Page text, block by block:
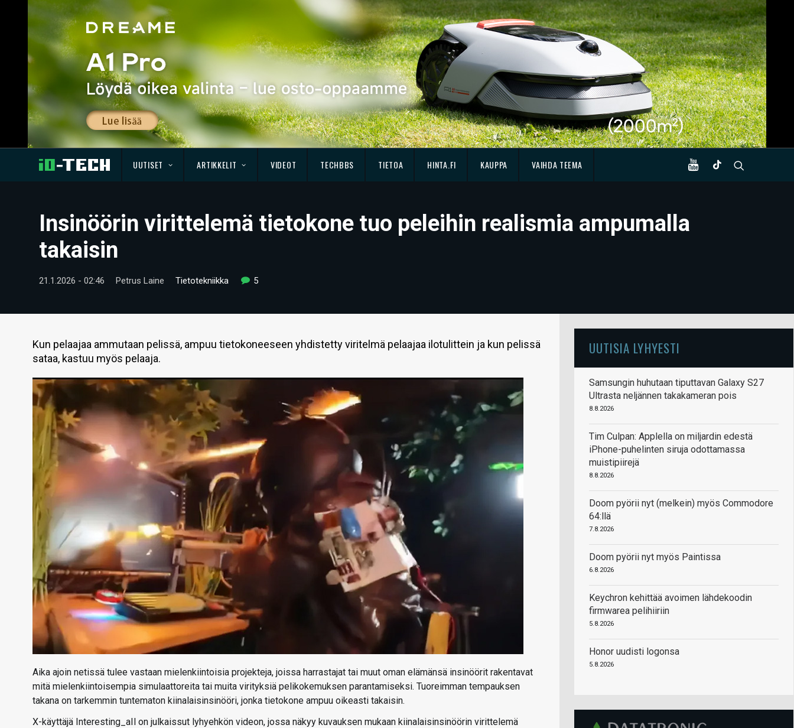
UUTISET ARTIKKELIT VIDEOT TECHBBS TIETOA HINTA.FI KAUPPA VAIHDA TEEMA
Insinöörin virittelemä tietokone tuo peleihin realismia ampumalla
takaisin
21.1.2026 - 02:46 Petrus Laine Tietotekniikka 5
Kun pelaajaa ammutaan pelissä, ampuu tietokoneeseen yhdistetty viritelmä pelaajaa ilotulittein ja kun pelissä
sataa, kastuu myös pelaaja.
Aika ajoin netissä tulee vastaan mielenkiintoisia projekteja, joissa harrastajat tai muut oman elämänsä insinöörit rakentavat
mitä mielenkiintoisempia simulaattoreita tai muita virityksiä pelikokemuksen parantamiseksi. Tuoreimman tempauksen
takana on tarkemmin tuntematon kiinalaisinsinööri, jonka tietokone ampuu oikeasti takaisin.
X-käyttäjä Interesting_aIl on julkaissut lyhyehkön videon, jossa näkyy kuvauksen mukaan kiinalaisinsinöörin virittelemä
UUTISIA LYHYESTI
Samsungin huhutaan tiputtavan Galaxy S27
Ultrasta neljännen takakameran pois
8.8.2026
Tim Culpan: Applella on miljardin edestä
iPhone-puhelinten siruja odottamassa
muistipiirejä
8.8.2026
Doom pyörii nyt (melkein) myös Commodore
64:llä
7.8.2026
Doom pyörii nyt myös Paintissa
6.8.2026
Keychron kehittää avoimen lähdekoodin
firmwarea pelihiiriin
5.8.2026
Honor uudisti logonsa
5.8.2026